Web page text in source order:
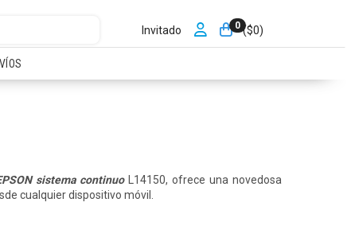
Invitado 0 ($0)
sistema continuo
L14150, ofrece una novedosa
cualquier dispositivo móvil.